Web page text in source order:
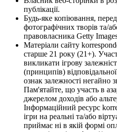
публікації.
Будь-яке копіювання,
фотографічних творів та/
правовласника Getty
Матеріали сайту
старше 21 року (21+).
викликати ігрову
(принципів)
ознак залежності негайно
Пам'ятайте, що участь в
джерелом доходів або
Інформаційний ресурс
ігри на реальні та/або
приймає ні в якій формі